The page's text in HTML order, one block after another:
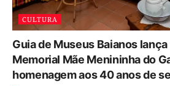
CULTURA
Guia de Museus Baianos
Memorial Mãe Menininha do
homenagem aos 40 anos de